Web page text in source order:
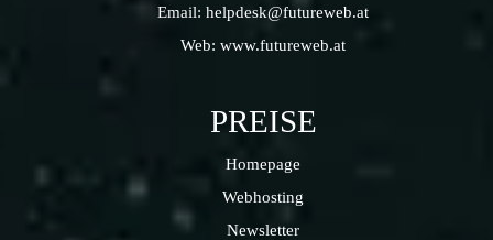
Email: helpdesk@futureweb.at
Web: www.futureweb.at
PREISE
Homepage
Webhosting
Newsletter